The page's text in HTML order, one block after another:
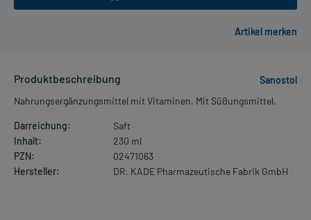
Produktbeschreibung
Sanostol
Nahrungsergänzungsmittel mit Vitaminen. Mit Süßungsmittel.
Darreichung:
Saft
Inhalt:
230 ml
PZN:
02471063
Hersteller:
DR. KADE Pharmazeutische Fabrik GmbH